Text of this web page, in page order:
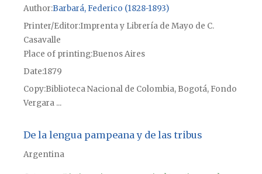
Author Barbará, Federico (1828-1893)
Printer/Editor Imprenta y Librería de Mayo de C.
Casavalle
Place of printingBuenos Aires
Date1879
CopyBiblioteca Nacional de Colombia, Bogotá, Fondo
Vergara ...
De la lengua pampeana y de las tribus
Argentina